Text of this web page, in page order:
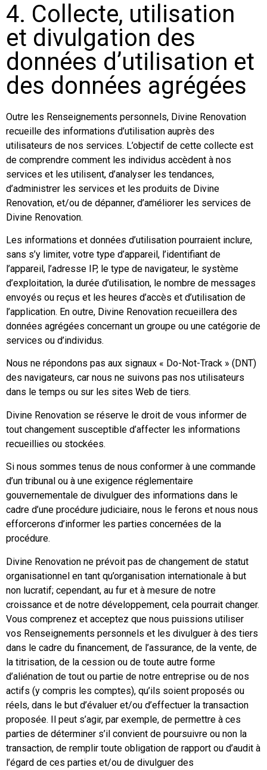
4. Collecte, utilisation
et divulgation des
données d’utilisation et
des données agrégées
Outre les Renseignements personnels, Divine Renovation
recueille des informations d’utilisation auprès des
utilisateurs de nos services. L’objectif de cette collecte est
de comprendre comment les individus accèdent à nos
services et les utilisent, d’analyser les tendances,
d’administrer les services et les produits de Divine
Renovation, et/ou de dépanner, d’améliorer les services de
Divine Renovation.
Les informations et données d’utilisation pourraient inclure,
sans s’y limiter, votre type d’appareil, l’identifiant de
l’appareil, l’adresse IP, le type de navigateur, le système
d’exploitation, la durée d’utilisation, le nombre de messages
envoyés ou reçus et les heures d’accès et d’utilisation de
l’application. En outre, Divine Renovation recueillera des
données agrégées concernant un groupe ou une catégorie de
services ou d’individus.
Nous ne répondons pas aux signaux « Do-Not-Track » (DNT)
des navigateurs, car nous ne suivons pas nos utilisateurs
dans le temps ou sur les sites Web de tiers.
Divine Renovation se réserve le droit de vous informer de
tout changement susceptible d’affecter les informations
recueillies ou stockées.
Si nous sommes tenus de nous conformer à une commande
d’un tribunal ou à une exigence réglementaire
gouvernementale de divulguer des informations dans le
cadre d’une procédure judiciaire, nous le ferons et nous nous
efforcerons d’informer les parties concernées de la
procédure.
Divine Renovation ne prévoit pas de changement de statut
organisationnel en tant qu’organisation internationale à but
non lucratif; cependant, au fur et à mesure de notre
croissance et de notre développement, cela pourrait changer.
Vous comprenez et acceptez que nous puissions utiliser
vos Renseignements personnels et les divulguer à des tiers
dans le cadre du financement, de l’assurance, de la vente, de
la titrisation, de la cession ou de toute autre forme
d’aliénation de tout ou partie de notre entreprise ou de nos
actifs (y compris les comptes), qu’ils soient proposés ou
réels, dans le but d’évaluer et/ou d’effectuer la transaction
proposée. Il peut s’agir, par exemple, de permettre à ces
parties de déterminer s’il convient de poursuivre ou non la
transaction, de remplir toute obligation de rapport ou d’audit à
l’égard de ces parties et/ou de divulguer des